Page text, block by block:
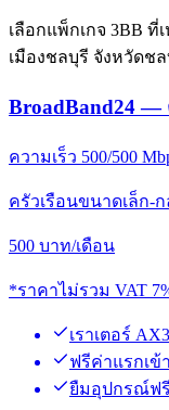
เลือกแพ็กเกจ 3BB
เมืองชลบุรี จังหวัดช
BroadBand24 —
ความเร็ว 500/500
ครัวเรือนขนาดเล็ก-
500 บาท/เดือน
*ราคาไม่รวม VAT
เราเตอร์
ฟรีค่าแรกเข้
ยืมอุปกรณ์ฟ